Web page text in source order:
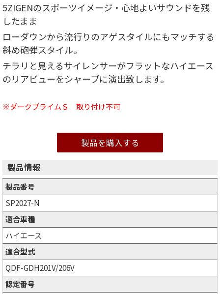
5ZIGENのスポーツイメージ・心地よいサウンドを残
したまま
ローダウンから流行りのアゲスタイルにもマッチする
斜め砲弾スタイル。
チラリと見えるサイレンサーがフラットなハイエース
のリアビューをシャープに演出致します。
※ダークプライムＳ 取り付け不可
製品を購入する
製品情報
製品番号
SP2027-N
適合車種
ハイエース
適合型式
QDF-GDH201V/206V
認定番号